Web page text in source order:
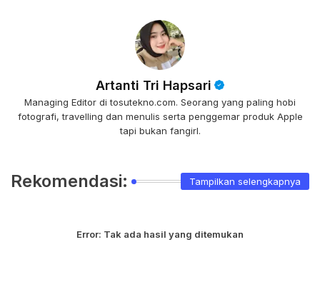
Artanti Tri Hapsari
Managing Editor di tosutekno.com. Seorang yang paling hobi
fotografi, travelling dan menulis serta penggemar produk Apple
tapi bukan fangirl.
Rekomendasi: Tampilkan selengkapnya
Error: Tak ada hasil yang ditemukan